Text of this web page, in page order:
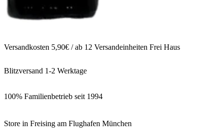
Versandkosten 5,90€ / ab 12 Versandeinheiten Frei Haus
Blitzversand 1-2 Werktage
100% Familienbetrieb seit 1994
Store in Freising am Flughafen München